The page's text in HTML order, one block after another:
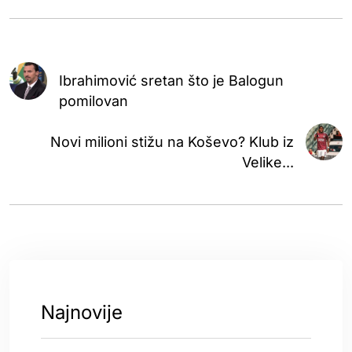
Ibrahimović sretan što je Balogun
pomilovan
Novi milioni stižu na Koševo? Klub iz
Velike...
Najnovije